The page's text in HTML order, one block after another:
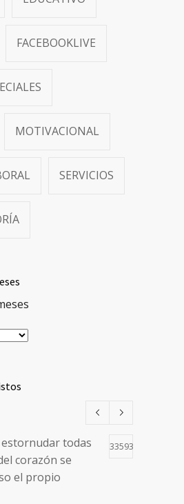
FACEBOOKLIVE
MOTIVACIONAL
SERVICIOS
estornudar todas
corazón se
el propio
33593